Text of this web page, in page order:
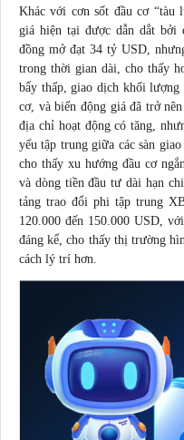
Khác với cơn sốt đầu cơ “tàu
giá hiện tại được dẫn dắt bởi
đồng mở đạt 34 tỷ USD,
trong thời gian dài, cho thấy
bẩy thấp, giao dịch khối
cơ, và biến động giá đã trở
địa chỉ hoạt động có tăng,
yếu tập trung giữa các sàn
cho thấy xu hướng đầu cơ
và dòng tiền đầu tư dài hạn
tảng trao đổi phi tập trung
120.000 đến 150.000 USD,
đáng kể, cho thấy thị trường
cách lý trí hơn.